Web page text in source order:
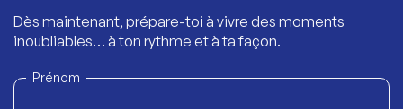
Dès maintenant, prépare-toi à vivre des moments
inoubliables… à ton rythme et à ta façon.
Prénom